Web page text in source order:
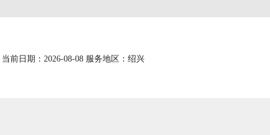
当前日期：2026-08-08 服务地区：绍兴